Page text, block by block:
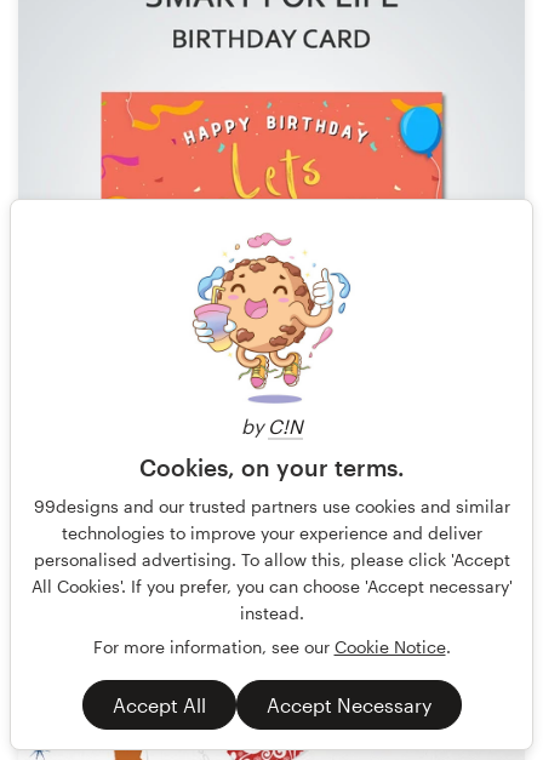
by C!N
Cookies, on your terms.
99designs and our trusted partners use cookies and similar
technologies to improve your experience and deliver
personalised advertising. To allow this, please click 'Accept
All Cookies'. If you prefer, you can choose 'Accept necessary'
instead.
For more information, see our Cookie Notice.
Accept All Accept Necessary
Prismonline ⭐️⭐️ 14